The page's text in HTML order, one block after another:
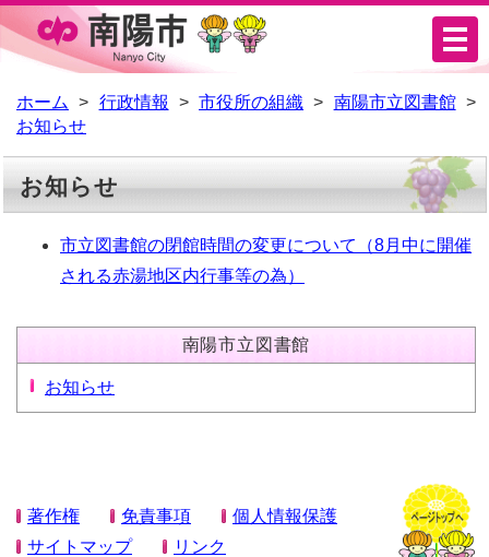
ニ
ュ
ホーム 行政情報 市役所の組織
南陽市立図書館
お知らせ
お知らせ
市立図書館の閉館時間の変更について（8月中に開催
される赤湯地区内行事等の為）
南陽市立図書館
お知らせ
著作権 免責事項
個人情報保護
サイトマップ
リンク